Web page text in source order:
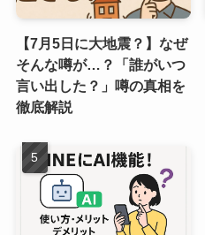
【7月5日に大地震？】なぜ
そんな噂が…？「誰がいつ
言い出した？」噂の真相を
徹底解説